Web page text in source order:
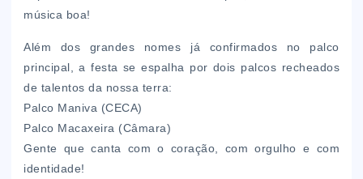
música boa!
Além dos grandes nomes já confirmados no palco
principal, a festa se espalha por dois palcos recheados
de talentos da nossa terra:
Palco Maniva (CECA)
Palco Macaxeira (Câmara)
Gente que canta com o coração, com orgulho e com
identidade!